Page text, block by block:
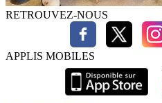
RETROUVEZ-NOUS
APPLIS MOBILES